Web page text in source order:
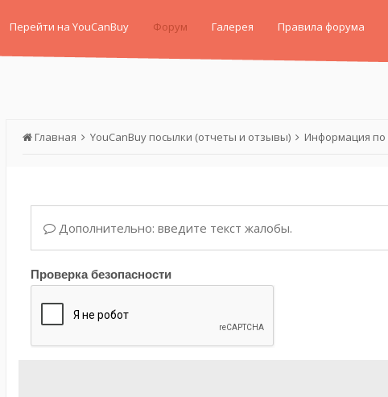
Перейти на YouCanBuy Форум Галерея Правила форума
Главная YouCanBuy посылки (отчеты и отзывы) Информация
Дополнительно: введите текст жалобы.
Проверка безопасности